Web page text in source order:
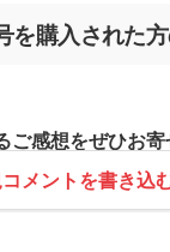
を購入された
ご感想をぜひお寄
メントを書き込